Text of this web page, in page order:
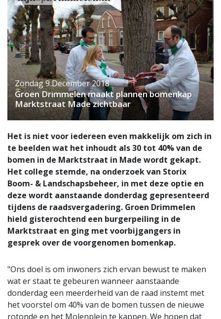
Zondag 9 December 2018
Groen Drimmelen maakt plannen bomenkap
Marktstraat Made zichtbaar
Het is niet voor iedereen even makkelijk om zich in
te beelden wat het inhoudt als 30 tot 40% van de
bomen in de Marktstraat in Made wordt gekapt.
Het college stemde, na onderzoek van Storix
Boom- & Landschapsbeheer, in met deze optie en
deze wordt aanstaande donderdag gepresenteerd
tijdens de raadsvergadering. Groen Drimmelen
hield gisterochtend een burgerpeiling in de
Marktstraat en ging met voorbijgangers in
gesprek over de voorgenomen bomenkap.
"Ons doel is om inwoners zich ervan bewust te maken
wat er staat te gebeuren wanneer aanstaande
donderdag een meerderheid van de raad instemt met
het voorstel om 40% van de bomen tussen de nieuwe
rotonde en het Molenplein te kappen. We hopen dat